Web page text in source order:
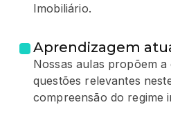
Imobiliário.
Aprendizagem
Nossas aulas propõem a
questões relevantes
compreensão do regime